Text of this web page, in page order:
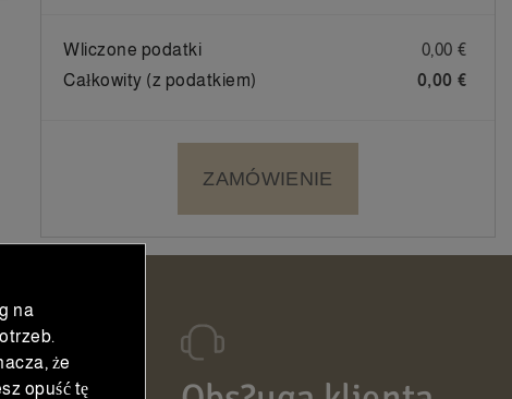
Wliczone podatki
0,00 €
Całkowity (z podatkiem)
0,00 €
ZAMÓWIENIE
na
że
opuść tę